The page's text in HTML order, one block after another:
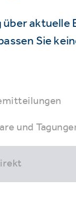
aktuelle
Sie
und